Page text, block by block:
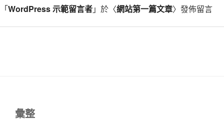
「WordPress 示範留言者」於〈網站第一篇文章〉發佈留言
彙整